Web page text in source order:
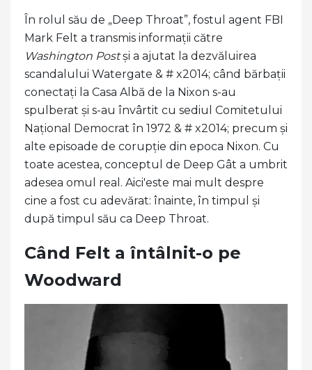
În rolul său de „Deep Throat”, fostul agent FBI
Mark Felt a transmis informații către
Washington Postși a ajutat la dezvăluirea
scandalului Watergate & # x2014; când bărbații
conectați la Casa Albă de la Nixon s-au
spulberat și s-au învârtit cu sediul Comitetului
Național Democrat în 1972 & # x2014; precum și
alte episoade de corupție din epoca Nixon. Cu
toate acestea, conceptul de Deep Gât a umbrit
adesea omul real. Aici'este mai mult despre
cine a fost cu adevărat: înainte, în timpul și
după timpul său ca Deep Throat.
Când Felt a întâlnit-o pe
Woodward